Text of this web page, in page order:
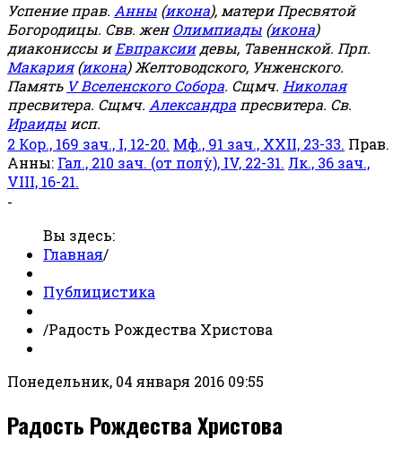
Успение прав. Анны (икона), матери Пресвятой
Богородицы. Свв. женОлимпиады (икона)
диакониссы иЕвпраксиидевы, Тавеннской. Прп.
Макария(икона) Желтоводского, Унженского.
Память V Вселенского Собора. Сщмч. Николая
пресвитера. Сщмч. Александра пресвитера. Св.
Ираиды исп.
2 Кор., 169 зач., I, 12-20. Мф., 91 зач., XXII, 23-33. Прав.
Анны: Гал., 210 зач. (от полу́), IV, 22-31. Лк., 36 зач.,
VIII, 16-21.
-
Вы здесь:
Главная/
Публицистика
/Радость Рождества Христова
Понедельник, 04 января 2016 09:55
Радость Рождества Христова